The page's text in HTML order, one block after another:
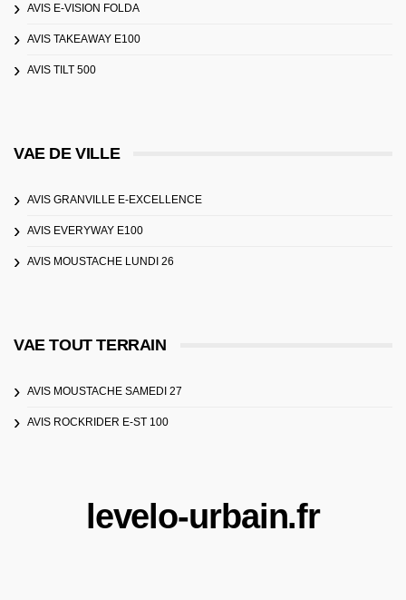
AVIS E-VISION FOLDA
AVIS TAKEAWAY E100
AVIS TILT 500
VAE DE VILLE
AVIS GRANVILLE E-EXCELLENCE
AVIS EVERYWAY E100
AVIS MOUSTACHE LUNDI 26
VAE TOUT TERRAIN
AVIS MOUSTACHE SAMEDI 27
AVIS ROCKRIDER E-ST 100
levelo-urbain.fr